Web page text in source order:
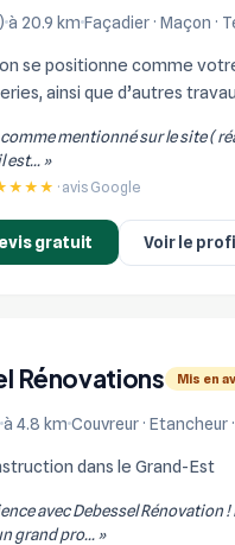
à 20.9 km Façadier · Maçon ·
se positionne comme
ainsi que d’autres
comme mentionné sur le site (
est... »
· avis Google
gratuit Voir le profil
Rénovations Mis en
à 4.8 km Couvreur · Etancheur
dans le Grand-Est
avec Debessel
grand pro... »